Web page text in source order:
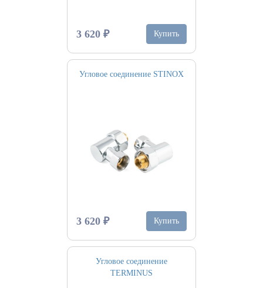
3 620 ₽ Купить
Угловое соединение STINOX
3 620 ₽ Купить
Угловое соединение
TERMINUS